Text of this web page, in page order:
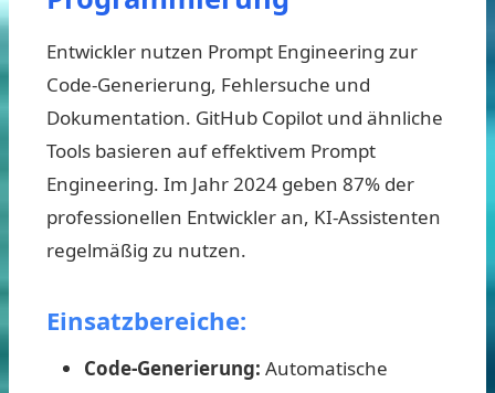
Entwickler nutzen Prompt Engineering zur
Code-Generierung, Fehlersuche und
Dokumentation. GitHub Copilot und ähnliche
Tools basieren auf effektivem Prompt
Engineering. Im Jahr 2024 geben 87% der
professionellen Entwickler an, KI-Assistenten
regelmäßig zu nutzen.
Einsatzbereiche:
Code-Generierung: Automatische